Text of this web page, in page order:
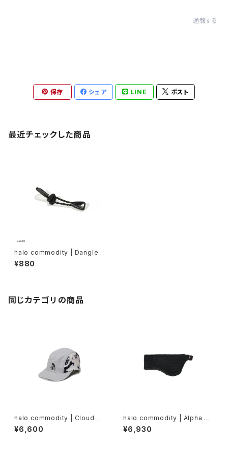
通報する
保存 シェア LINE ポスト
最近チェックした商品
halo commodity | Dangle
Cord
¥880
同じカテゴリの商品
halo commodity | Cloud C
ap
¥6,600
halo commodity | Alpha Ea
r Muff Band
¥6,930